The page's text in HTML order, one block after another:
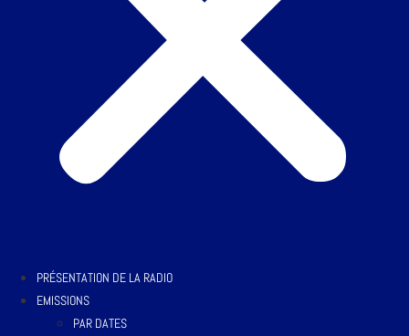
PRÉSENTATION DE LA RADIO
EMISSIONS
PAR DATES